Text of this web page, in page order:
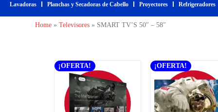
Lavadoras Planchas y Secadoras de Cabello Proyectores Refrigeradores
Home » Televisores » SMART TV’S 50″ – 58″
¡OFERTA! ¡OFERTA!